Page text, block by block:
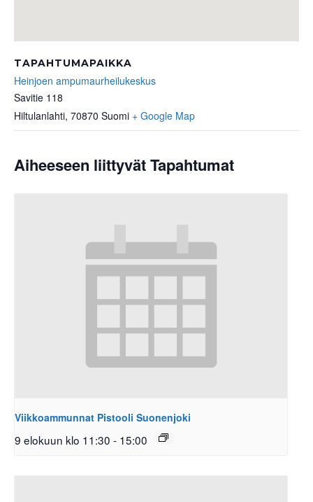
TAPAHTUMAPAIKKA
Heinjoen ampumaurheilukeskus
Savitie 118
Hiltulanlahti, 70870 Suomi + Google Map
Aiheeseen liittyvät Tapahtumat
Viikkoammunnat Pistooli Suonenjoki
9 elokuun klo 11:30 - 15:00